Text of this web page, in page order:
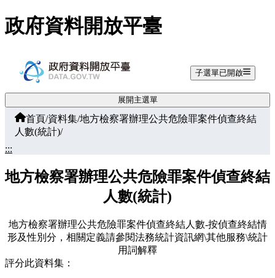
跳至主要內容
政府資料開放平臺
子選單已開啟
展開主選單
首頁/資料集/地方檢察署辦理公共危險罪案件偵查終結
人數(統計)/
:::
地方檢察署辦理公共危險罪案件偵查終結
人數(統計)
地方檢察署辦理公共危險罪案件偵查終結人數-按偵查終結情
形及性別分，相關定義請參閱法務統計資訊網\其他服務\統計
用詞解釋
評分此資料集：